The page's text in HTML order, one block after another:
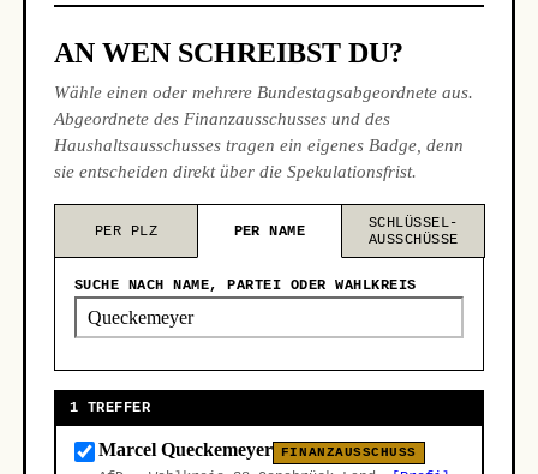
AN WEN SCHREIBST DU?
Wähle einen oder mehrere Bundestagsabgeordnete aus.
Abgeordnete des Finanzausschusses und des
Haushaltsausschusses tragen ein eigenes Badge, denn
sie entscheiden direkt über die Spekulationsfrist.
PER PLZ PER NAME
SCHLÜSSEL-
AUSSCHÜSSE
SUCHE NACH NAME, PARTEI ODER WAHLKREIS
1 TREFFER
Marcel Queckemeyer FINANZAUSSCHUSS